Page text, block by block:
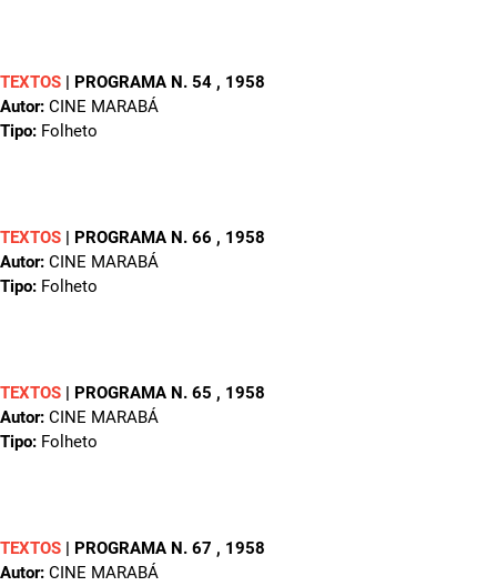
TEXTOS | PROGRAMA N. 54 , 1958
Autor: CINE MARABÁ
Tipo: Folheto
TEXTOS | PROGRAMA N. 66 , 1958
Autor: CINE MARABÁ
Tipo: Folheto
TEXTOS | PROGRAMA N. 65 , 1958
Autor: CINE MARABÁ
Tipo: Folheto
TEXTOS | PROGRAMA N. 67 , 1958
Autor: CINE MARABÁ